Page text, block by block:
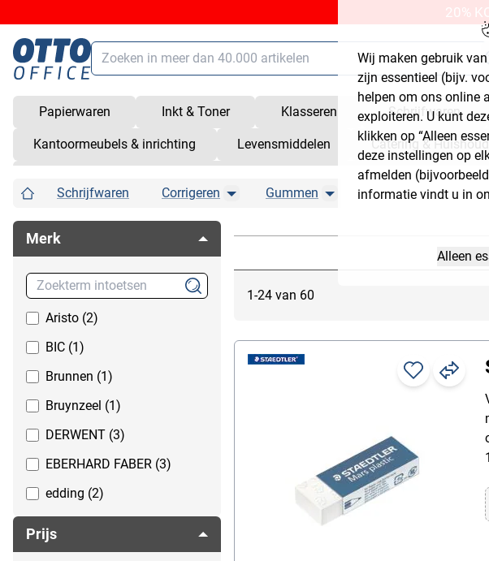
Wij maken gebruik
zijn essentieel (bijv.
helpen om ons online
exploiteren. U kunt
klikken op “Alleen
deze instellingen op
afmelden
informatie vindt u in
Alleen
Hoofdinhoud (navigatie overslaan)
Zoeken
/
Winkelmandje
shift + alt +
Snelkoppelingen openen/sluiten
shift + alt + Z
20%
Zoeken
Papierwaren Inkt & Toner Klasseren Schrijfwaren
Kantoormeubels & inrichting Levensmiddelen Catering &
Werkplaats & bouwmarkt
Schrijfwaren Corrigeren Breadcrumb Flyout Button 2
Gummen Breadcrumb Flyout Button 3
Knutselen
Schrijfgerei
Correctieroller
Correctietapes
Inktwissers
Merk
Aristo (2)
BIC (1)
Brunnen (1)
Bruynzeel (1)
DERWENT (3)
EBERHARD FABER (3)
edding (2)
Maped (9)
Prijs
1-24 van 60